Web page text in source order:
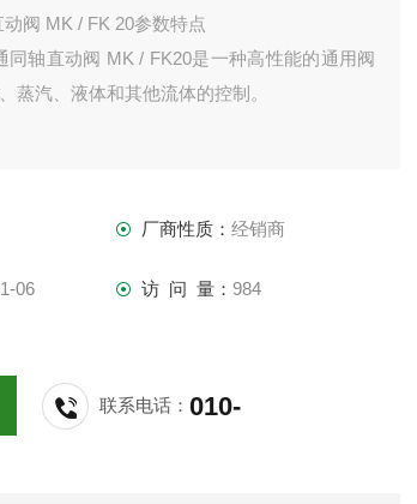
阀 MK / FK 20参数特点
同轴直动阀 MK / FK20是一种高性能的通用阀
蒸汽、液体和其他流体的控制。
厂商性质： 经销商
06 访 问 量： 984
联系电话：010-